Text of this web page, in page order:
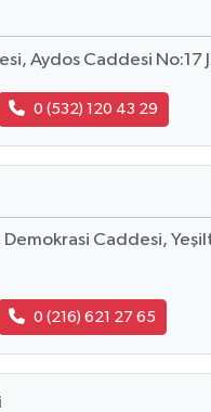
Aydos Caddesi No:17
0 (532) 120 43 29
Demokrasi Caddesi,
0 (216) 621 27 65